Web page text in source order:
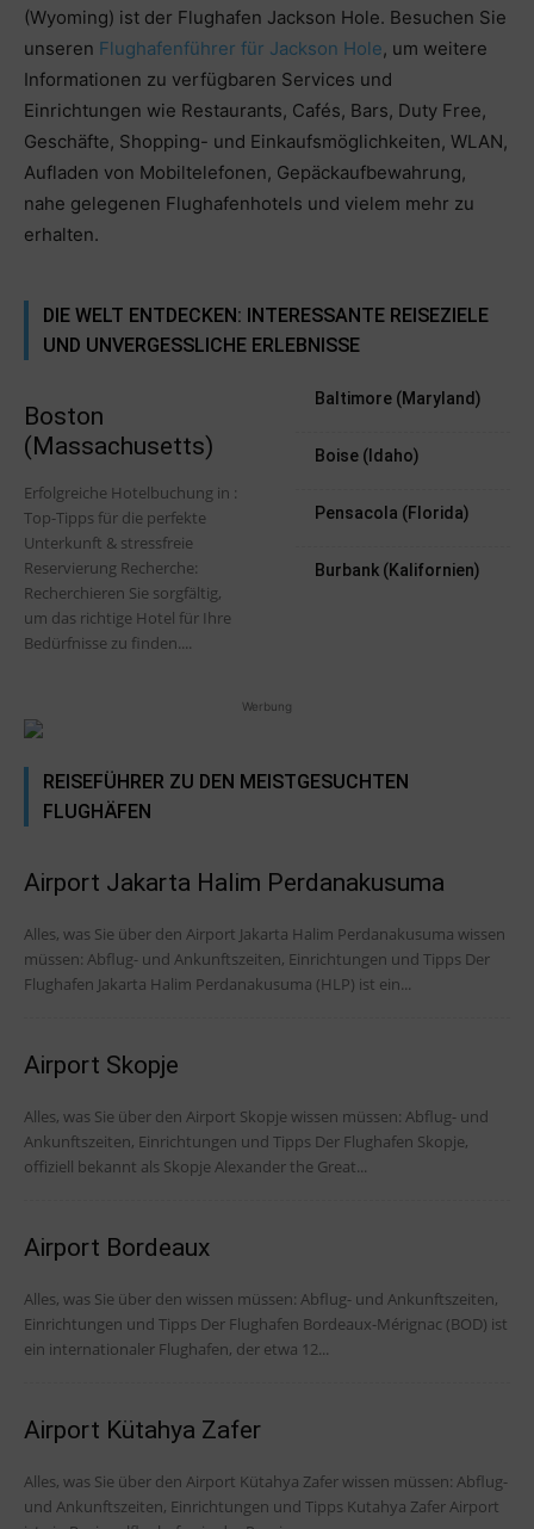
(Wyoming) ist der Flughafen Jackson Hole. Besuchen Sie
unseren Flughafenführer für Jackson Hole, um weitere
Informationen zu verfügbaren Services und
Einrichtungen wie Restaurants, Cafés, Bars, Duty Free,
Geschäfte, Shopping- und Einkaufsmöglichkeiten, WLAN,
Aufladen von Mobiltelefonen, Gepäckaufbewahrung,
nahe gelegenen Flughafenhotels und vielem mehr zu
erhalten.
DIE WELT ENTDECKEN: INTERESSANTE REISEZIELE
UND UNVERGESSLICHE ERLEBNISSE
Boston
(Massachusetts)
Erfolgreiche Hotelbuchung in :
Top-Tipps für die perfekte
Unterkunft & stressfreie
Reservierung Recherche:
Recherchieren Sie sorgfältig,
um das richtige Hotel für Ihre
Bedürfnisse zu finden....
Baltimore (Maryland)
Boise (Idaho)
Pensacola (Florida)
Burbank (Kalifornien)
Werbung
REISEFÜHRER ZU DEN MEISTGESUCHTEN
FLUGHÄFEN
Airport Jakarta Halim Perdanakusuma
Alles, was Sie über den Airport Jakarta Halim Perdanakusuma wissen
müssen: Abflug- und Ankunftszeiten, Einrichtungen und Tipps Der
Flughafen Jakarta Halim Perdanakusuma (HLP) ist ein...
Airport Skopje
Alles, was Sie über den Airport Skopje wissen müssen: Abflug- und
Ankunftszeiten, Einrichtungen und Tipps Der Flughafen Skopje,
offiziell bekannt als Skopje Alexander the Great...
Airport Bordeaux
Alles, was Sie über den wissen müssen: Abflug- und Ankunftszeiten,
Einrichtungen und Tipps Der Flughafen Bordeaux-Mérignac (BOD) ist
ein internationaler Flughafen, der etwa 12...
Airport Kütahya Zafer
Alles, was Sie über den Airport Kütahya Zafer wissen müssen: Abflug-
und Ankunftszeiten, Einrichtungen und Tipps Kutahya Zafer Airport